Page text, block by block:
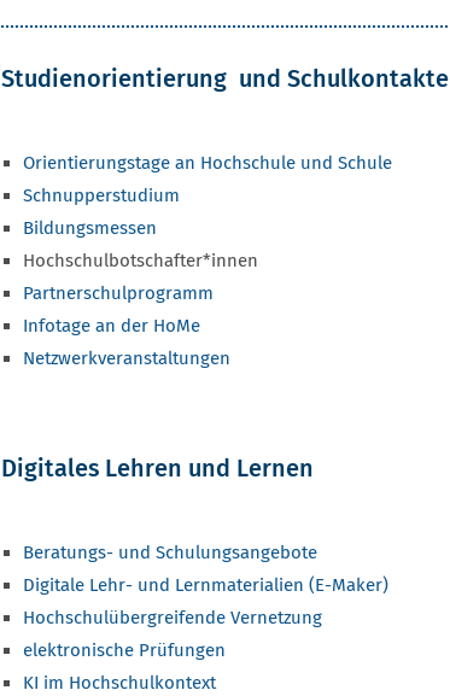
Studienorientierung und Schulkontakte
Orientierungstage an Hochschule und Schule
Schnupperstudium
Bildungsmessen
Hochschulbotschafter*innen
Partnerschulprogramm
Infotage an der HoMe
Netzwerkveranstaltungen
Digitales Lehren und Lernen
Beratungs- und Schulungsangebote
Digitale Lehr- und Lernmaterialien (E-Maker)
Hochschulübergreifende Vernetzung
elektronische Prüfungen
KI im Hochschulkontext